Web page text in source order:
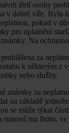
třetí osoby
v dobré víře. Byla-
pokud v
pro uplatnění
Na
za
k některým z
nebo služby.
známky za
na základě
se může týkat
stanoví mu lhůtu,